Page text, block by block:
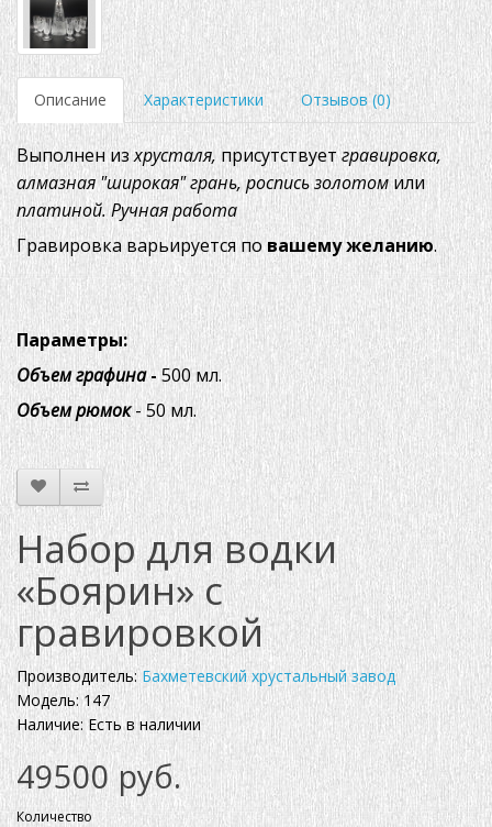
Описание Характеристики Отзывов (0)
Выполнен изхрусталя, присутствуетгравировка,
алмазная "широкая" грань, роспись золотомили
платиной. Ручная работа
Гравировка варьируется повашему желанию.
Параметры:
Объем графина-500 мл.
Объем рюмок- 50 мл.
Набор для водки
«Боярин» с
гравировкой
Производитель:Бахметевский хрустальный завод
Модель: 147
Наличие: Есть в наличии
49500 руб.
Количество